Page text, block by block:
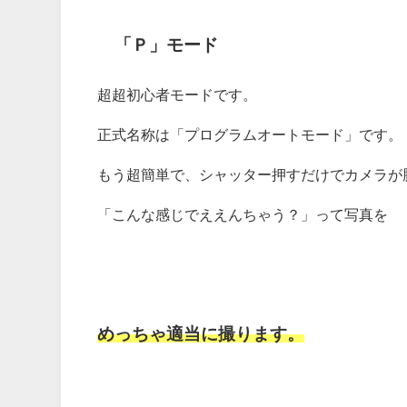
「Ｐ」モード
超超初心者モードです。
正式名称は「プログラムオートモード」です。
もう超簡単で、シャッター押すだけでカメラ
「こんな感じでええんちゃう？」って写真を
めっちゃ適当に撮ります。